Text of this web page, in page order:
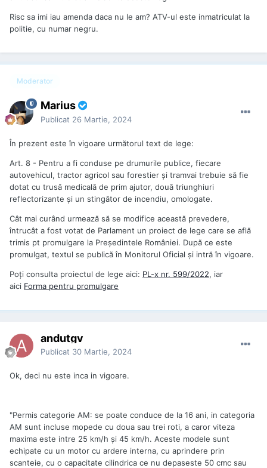
Risc sa imi iau amenda daca nu le am? ATV-ul este inmatriculat la
politie, cu numar negru.
Moderator
Marius
Publicat 26 Martie, 2024
În prezent este în vigoare următorul text de lege:
Art. 8 - Pentru a fi conduse pe drumurile publice, fiecare
autovehicul, tractor agricol sau forestier și tramvai trebuie să fie
dotat cu trusă medicală de prim ajutor, două triunghiuri
reflectorizante și un stingător de incendiu, omologate.
Cât mai curând urmează să se modifice această prevedere,
întrucât a fost votat de Parlament un proiect de lege care se află
trimis pt promulgare la Preşedintele României. După ce este
promulgat, textul se publică în Monitorul Oficial şi intră în vigoare.
Poţi consulta proiectul de lege aici: PL-x nr. 599/2022, iar
aici Forma pentru promulgare
andutgv
Publicat 30 Martie, 2024
Ok, deci nu este inca in vigoare.
"Permis categorie AM: se poate conduce de la 16 ani, in categoria
AM sunt incluse mopede cu doua sau trei roti, a caror viteza
maxima este intre 25 km/h și 45 km/h. Aceste modele sunt
echipate cu un motor cu ardere interna, cu aprindere prin
scanteie, cu o capacitate cilindrica ce nu depaseste 50 cmc sau